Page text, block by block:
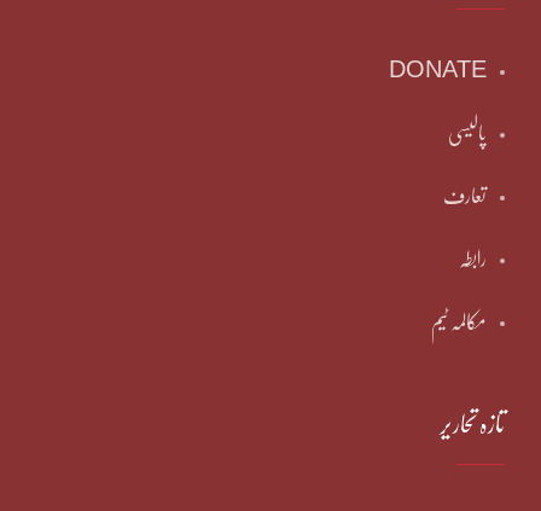
DONATE
پالیسی
تعارف
رابطہ
مکالمہ ٹیم
تازہ تحاریر